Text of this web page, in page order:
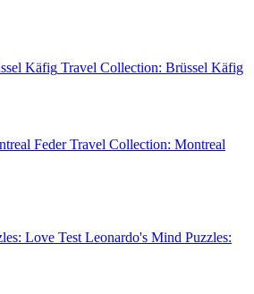
Travel Collection: Brüssel Käfig
Travel Collection: Montreal
Leonardo's Mind Puzzles: